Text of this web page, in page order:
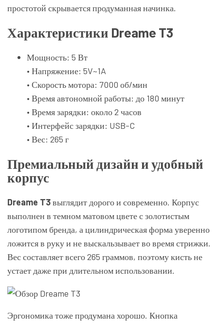
простотой скрывается продуманная начинка.
Характеристики Dreame T3
Мощность: 5 Вт
• Напряжение: 5V~1A
• Скорость мотора: 7000 об/мин
• Время автономной работы: до 180 минут
• Время зарядки: около 2 часов
• Интерфейс зарядки: USB-C
• Вес: 265 г
Премиальный дизайн и удобный
корпус
Dreame T3выглядит дорого и современно. Корпус
выполнен в темном матовом цвете с золотистым
логотипом бренда, а цилиндрическая форма уверенно
ложится в руку и не выскальзывает во время стрижки.
Вес составляет всего 265 граммов, поэтому кисть не
устает даже при длительном использовании.
Эргономика тоже продумана хорошо. Кнопка